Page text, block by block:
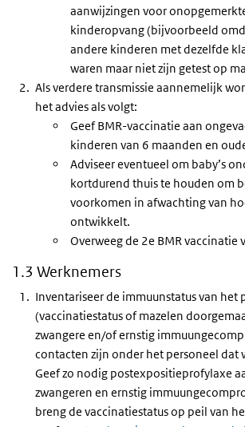
aanwijzingen voor
kinderopvang (bijvoorbeeld
andere kinderen met dezelfde
waren maar niet zijn getest op
Als verdere transmissie aannemelijk
het advies als volgt:
Geef BMR-vaccinatie aan
kinderen van 6 maanden en
Adviseer eventueel om baby’s
kortdurend thuis te houden om
voorkomen in afwachting van
ontwikkelt.
Overweeg de 2e BMR vaccinatie
1.3 Werknemers
Inventariseer de immuunstatus van het
(vaccinatiestatus of mazelen
zwangere en/of ernstig
contacten zijn onder het personeel dat
Geef zo nodig postexpositieprofylaxe
zwangeren en ernstig
breng de vaccinatiestatus op peil van